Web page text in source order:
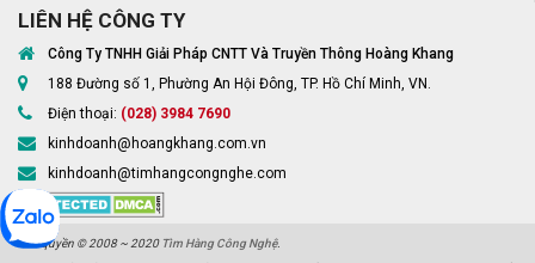
LIÊN HỆ CÔNG TY
Công Ty TNHH Giải Pháp CNTT Và Truyền Thông Hoàng Khang
188 Đường số 1, Phường An Hội Đông, TP. Hồ Chí Minh, VN.
Điện thoại: (028) 3984 7690
kinhdoanh@hoangkhang.com.vn
kinhdoanh@timhangcongnghe.com
Bản quyền © 2008 ~ 2020 Tìm Hàng Công Nghệ.